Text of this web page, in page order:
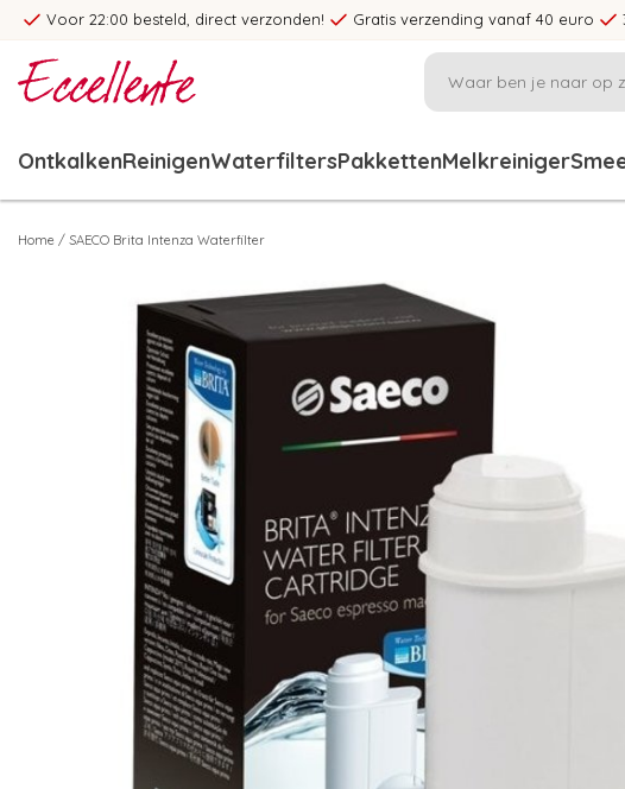
Voor 22:00 besteld, direct verzonden! Gratis verzending vanaf 40 euro
OntkalkenReinigenWaterfiltersPakkettenMelkreiniger
Home / SAECO Brita Intenza Waterfilter